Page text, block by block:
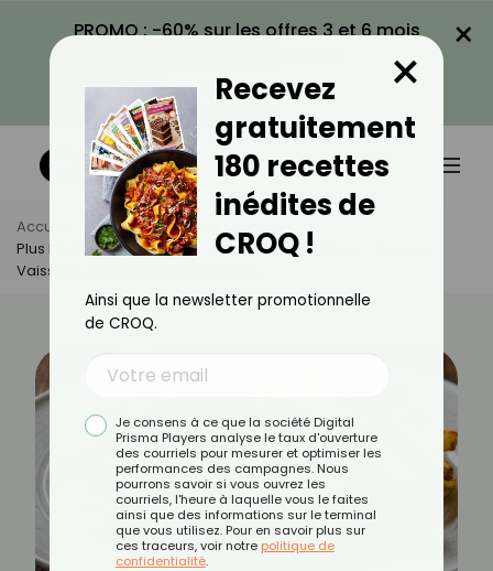
PROMO : -60% sur les offres 3 et 6 mois
VOIR LA PROMO
×
Accueil Actus
Astuces Culinaires
Plus Fou Que Le Barbecue : Ils Cuisent Leur Steak… Au Lave-
Vaisselle, Et Le Résultat Est Bluffant !
Recevez
gratuitement
180 recettes
inédites de
CROQ !
×
Ainsi que la newsletter promotionnelle
de CROQ.
Je consens à ce que la société Digital
Prisma Players analyse le taux d'ouverture
des courriels pour mesurer et optimiser les
performances des campagnes. Nous
pourrons savoir si vous ouvrez les
courriels, l'heure à laquelle vous le faites
ainsi que des informations sur le terminal
que vous utilisez. Pour en savoir plus sur
ces traceurs, voir notre politique de
confidentialité.